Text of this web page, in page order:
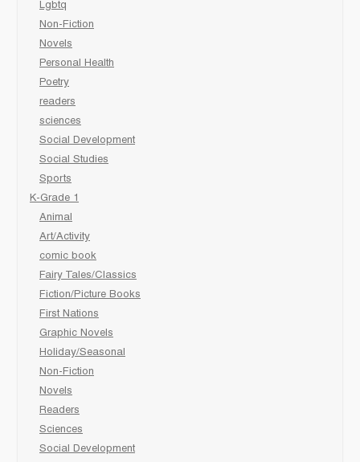
Lgbtq
Non-Fiction
Novels
Personal Health
Poetry
readers
sciences
Social Development
Social Studies
Sports
K-Grade 1
Animal
Art/Activity
comic book
Fairy Tales/Classics
Fiction/Picture Books
First Nations
Graphic Novels
Holiday/Seasonal
Non-Fiction
Novels
Readers
Sciences
Social Development